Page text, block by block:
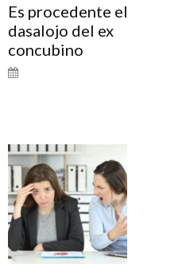
Es procedente el
dasalojo del ex
concubino